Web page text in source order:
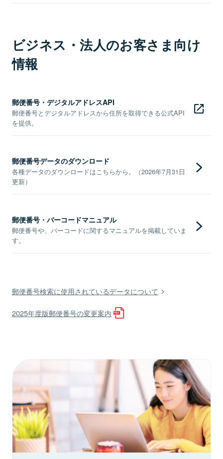
ビジネス・法人のお客さま向け
情報
郵便番号・デジタルアドレスAPI
郵便番号とデジタルアドレスから住所を取得できる公式API
を提供。
郵便番号データのダウンロード
各種データのダウンロードはこちらから。（2026年7月31日
更新）
郵便番号・バーコードマニュアル
郵便番号や、バーコードに関するマニュアルを掲載していま
す。
郵便番号検索に使用されているデータについて
2025年度版郵便番号の変更案内